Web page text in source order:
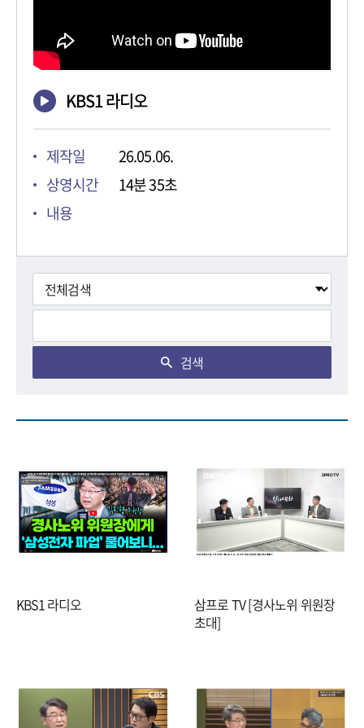
KBS1 라디오
제작일
26.05.06.
상영시간
14분 35초
내용
검색
KBS1 라디오
삼프로 TV [경사노위 위원장
초대]